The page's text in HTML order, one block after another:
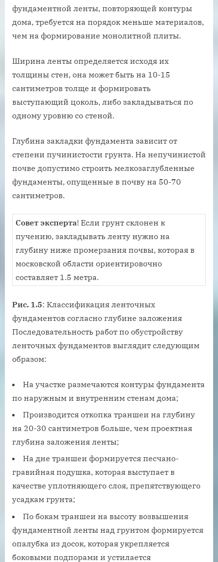
фундаментной ленты, повторяющей контуры
дома, требуется на порядок меньше материалов,
чем на формирование монолитной плиты.
Ширина ленты определяется исходя их
толщины стен, она может быть на 10-15
сантиметров толще и формировать
выступающий цоколь, либо закладываться по
одному уровню со стеной.
Глубина закладки фундамента зависит от
степени пучинистости грунта. На непучинистой
почве допустимо строить мелкозаглубленные
фундаменты, опущенные в почву на 50-70
сантиметров.
Совет эксперта! Если грунт склонен к
пучению, закладывать ленту нужно на
глубину ниже промерзания почвы, которая в
московской области ориентировочно
составляет 1.5 метра.
Рис. 1.5: Классификация ленточных
фундаментов согласно глубине заложения
Последовательность работ по обустройству
ленточных фундаментов выглядит следующим
образом:
На участке размечаются контуры фундамента
по наружным и внутренним стенам дома;
Производится откопка траншеи на глубину
на 20-30 сантиметров больше, чем проектная
глубина заложения ленты;
На дне траншеи формируется песчано-
гравийная подушка, которая выступает в
качестве уплотняющего слоя, препятствующего
усадкам грунта;
По бокам траншеи на высоту возвышения
фундаментной ленты над грунтом формируется
опалубка из досок, которая укрепляется
боковыми подпорами и устилается